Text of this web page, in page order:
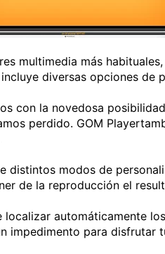
multimedia más
diversas opciones de
con la novedosa
perdido. GOM
distintos modos de
de la reproducción el
automáticamente
impedimento para disfrutar